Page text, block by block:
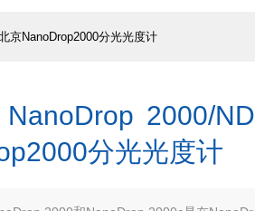
京NanoDrop2000分光光度计
NanoDrop 2000/
分光光度计